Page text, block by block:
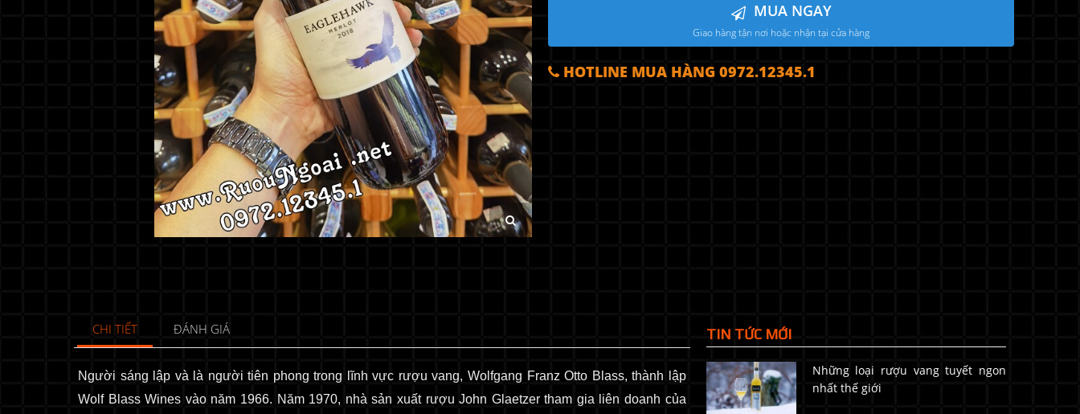
MUA NGAY
Giao hàng tận nơi hoặc nhận tại cửa hàng
HOTLINE MUA HÀNG 0972.12345.1
CHI TIẾT ĐÁNH GIÁ
Người sáng lập và là người tiên phong trong lĩnh vực rượu vang, Wolfgang Franz Otto Blass, thành lập
Wolf Blass Wines vào năm 1966. Năm 1970, nhà sản xuất rượu John Glaetzer tham gia liên doanh của
TIN TỨC MỚI
Những loại rượu vang tuyết ngon
nhất thế giới